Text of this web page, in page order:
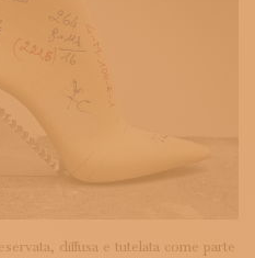
diffusa e tutelata come parte